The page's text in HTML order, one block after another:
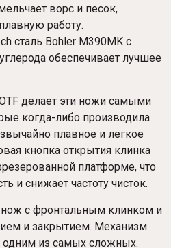
ворс и песок,
работу.
сталь Bohler M390MK с
обеспечивает лучшее
делает эти ножи самыми
когда-либо производила
плавное и легкое
кнопка открытия клинка
платформе, что
и снижает частоту чисток.
нож с фронтальным клинком и
и закрытием. Механизм
одним из самых сложных.